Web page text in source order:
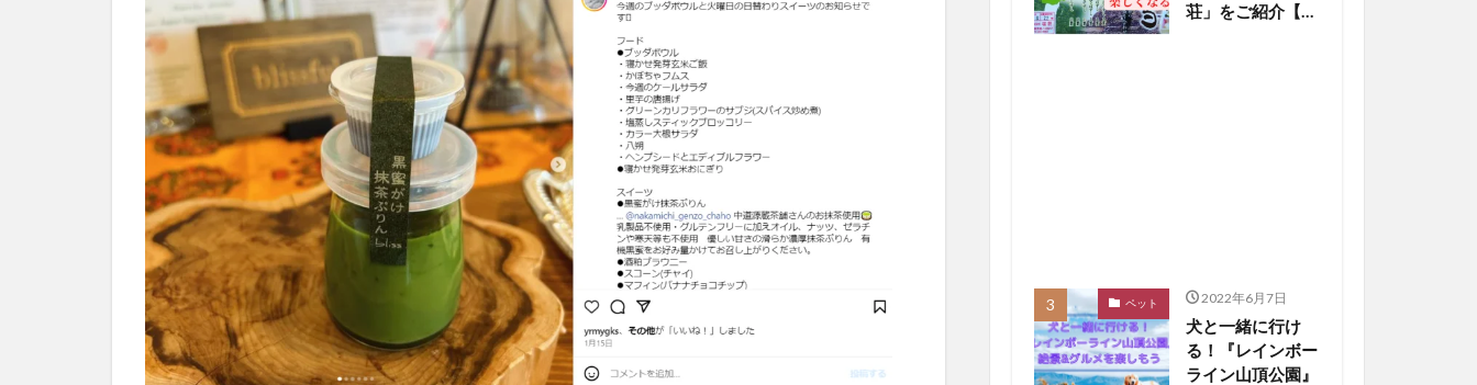
荘」をご紹介【嶺
ペット 2022年6月7日
犬と一緒に行け
る！『レインボー
ライン山頂公園』